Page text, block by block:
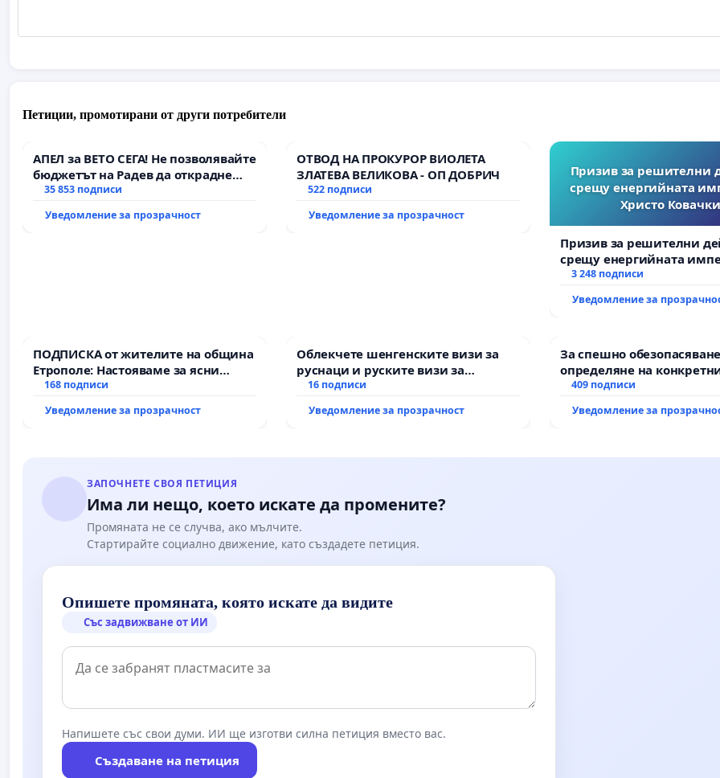
Петиции, промотирани от други потребители
АПЕЛ за ВЕТО СЕГА! Не позволявайте
бюджетът на Радев да открадне
парите и правата ни в тъмното
35 853 подписи
Уведомление за прозрачност
ОТВОД НА ПРОКУРОР ВИОЛЕТА
ЗЛАТЕВА ВЕЛИКОВА - ОП ДОБРИЧ
522 подписи
Уведомление за прозрачност
Призив за решителни
срещу енергийната
Христо
Призив за решителни
срещу енергийната
Христо Ковачки!
3 248 подписи
Уведомление за
ПОДПИСКА от жителите на община
Етрополе: Настояваме за ясни
гаранции от “Елаците-МЕД” АД и от
всички екологични норми!
168 подписи
Уведомление за прозрачност
Облекчете шенгенските визи за
руснаци и руските визи за
българи
16 подписи
Уведомление за прозрачност
За спешно
определяне на
и извършване на
републиканския път
409 подписи
Уведомление за
ЗАПОЧНЕТЕ СВОЯ ПЕТИЦИЯ
Има ли нещо, което искате да промените?
Промяната не се случва, ако мълчите.
Стартирайте социално движение, като създадете петиция.
Опишете промяната, която искате да видите
Със задвижване от ИИ
Напишете със свои думи. ИИ ще изготви силна петиция вместо вас.
Създаване на петиция